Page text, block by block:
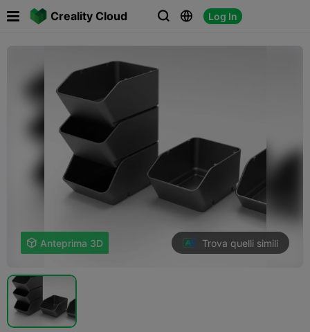
Creality Cloud   Log In

 Anteprima 3D Trova quelli simili